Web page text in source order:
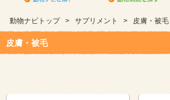
動物ナビトップ > サプリメント > 皮膚・被毛
皮膚・被毛